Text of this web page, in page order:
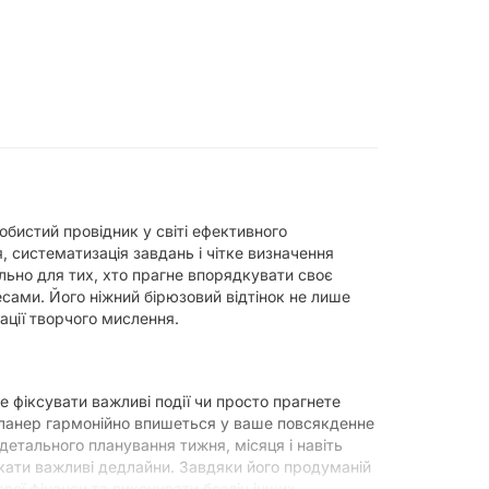
провідник у світі ефективного
завдань і чітке визначення
для тих, хто прагне впорядкувати своє
Його ніжний бірюзовий відтінок не лише
творчого мислення.
важливі події чи просто прагнете
гармонійно впишеться у ваше повсякденне
планування тижня, місяця і навіть
важливі дедлайни. Завдяки його продуманій